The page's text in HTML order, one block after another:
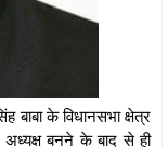
बाबा के विधानसभा क्षेत्र
बनने के बाद से ही